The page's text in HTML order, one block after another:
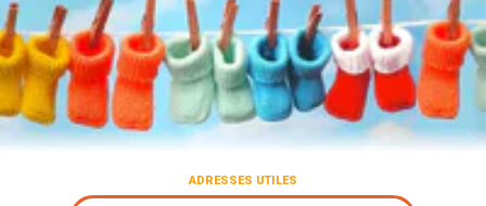
ADRESSES UTILES